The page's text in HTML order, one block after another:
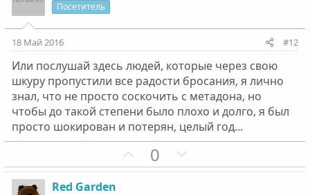
с с
т
н
ы
й
г
о
о
т
н
ы
й
г
о
о
Посетитель
18 Май 2016 #12
Или послушай здесь людей, которые через свою
шкуру пропустили все радости бросания, я лично
знал, что не просто соскочить с метадона, но
чтобы до такой степени было плохо и долго, я был
просто шокирован и потерян, целый год...
П
о
0
е
Red Garden